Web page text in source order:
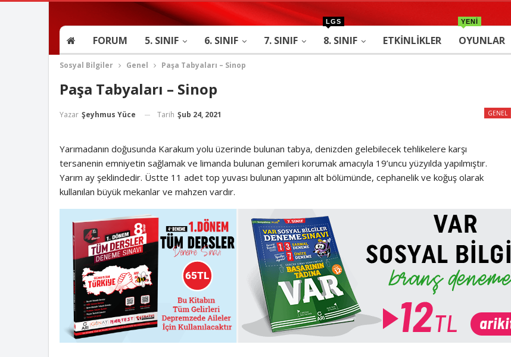
FORUM 5. SINIF 6. SINIF 7. SINIF 8. SINIF
LGS
ETKINLIKLER OYUNLAR
YENİ
Sosyal Bilgiler Genel Paşa Tabyaları – Sinop
Paşa Tabyaları – Sinop
GENEL
Yazar Şeyhmus Yüce Tarih Şub 24, 2021
Yarımadanın doğusunda Karakum yolu üzerinde bulunan tabya, denizden gelebilecek tehlikelere karşı
tersanenin emniyetin sağlamak ve limanda bulunan gemileri korumak amacıyla 19’uncu yüzyılda yapılmıştır.
Yarım ay şeklindedir. Üstte 11 adet top yuvası bulunan yapının alt bölümünde, cephanelik ve koğuş olarak
kullanılan büyük mekanlar ve mahzen vardır.